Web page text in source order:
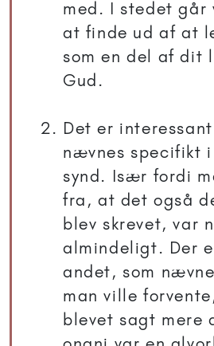
med. I stedet går
at finde ud af at
som en del af dit
Gud.
Det er
nævnes specifikt i
synd. Især fordi
fra, at det også
blev skrevet, var
almindeligt. Der
andet, som
man ville
blevet sagt mere